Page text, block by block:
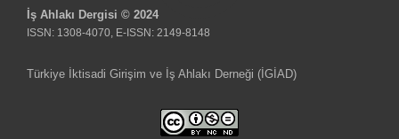
İş Ahlakı Dergisi © 2024
ISSN: 1308-4070, E-ISSN: 2149-8148
Türkiye İktisadi Girişim ve İş Ahlakı Derneği (İGİAD)